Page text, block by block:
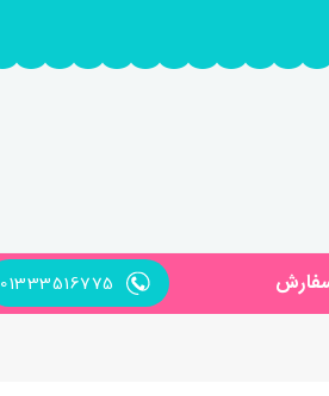
01333516775